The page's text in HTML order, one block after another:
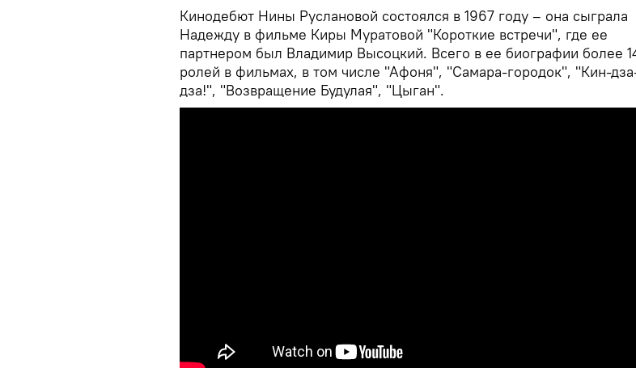
Кинодебют Нины Руслановой состоялся в 1967 году – она сыграла
Надежду в фильме Киры Муратовой "Короткие встречи", где ее
партнером был Владимир Высоцкий. Всего в ее биографии более
ролей в фильмах, в том числе "Афоня", "Самара-городок", "Кин-
дза!", "Возвращение Будулая", "Цыган".